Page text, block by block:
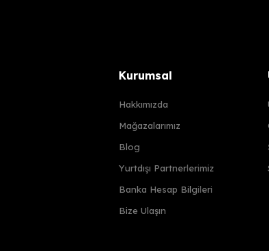
Kurumsal
Hakkımızda
Mağazalarımız
Blog
Yurtdışı Partnerlerimiz
Banka Hesap Bilgileri
Bize Ulaşın